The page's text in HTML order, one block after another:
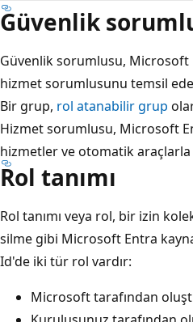
Güvenlik
Güvenlik sorumlusu, Microsoft
hizmet sorumlusunu temsil
Bir grup, rol atanabilir grup
Hizmet sorumlusu, Microsoft
hizmetler ve otomatik
Rol tanımı
Rol tanımı veya rol, bir izin
silme gibi Microsoft Entra
Id'de iki tür rol vardır:
Microsoft tarafından